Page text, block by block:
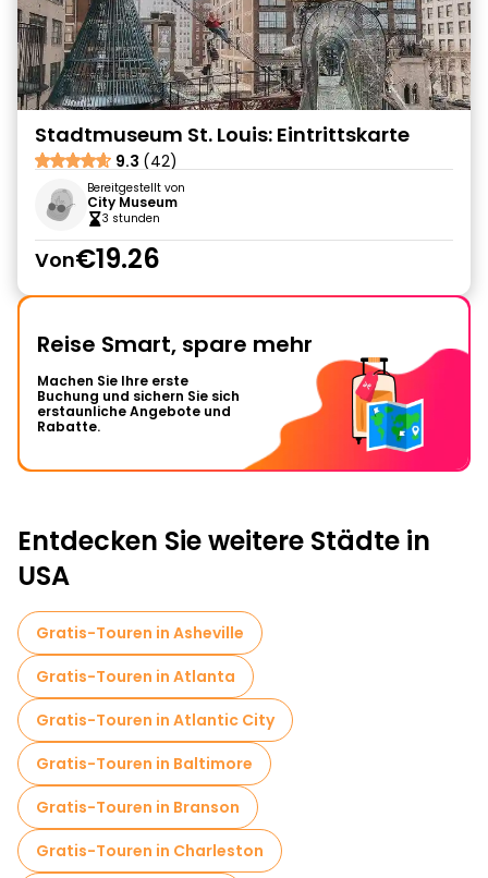
Stadtmuseum St. Louis: Eintrittskarte
9.3 (42)
Bereitgestellt von
City Museum
3 stunden
Von€19.26
Reise Smart, spare mehr
Machen Sie Ihre erste
Buchung und sichern Sie sich
erstaunliche Angebote und
Rabatte.
Entdecken Sie weitere Städte in
USA
Gratis-Touren in Asheville
Gratis-Touren in Atlanta
Gratis-Touren in Atlantic City
Gratis-Touren in Baltimore
Gratis-Touren in Branson
Gratis-Touren in Charleston